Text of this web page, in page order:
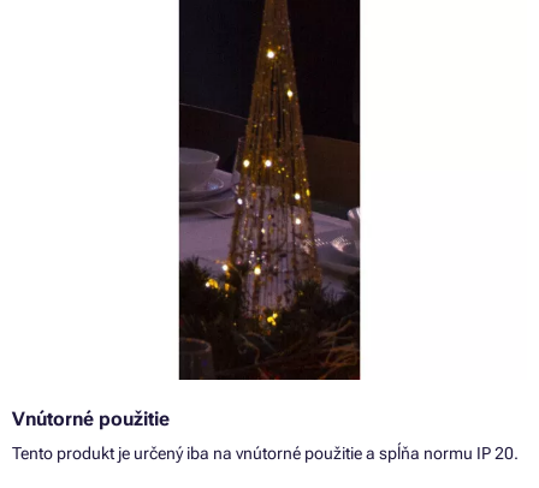
Vnútorné použitie
Tento produkt je určený iba na vnútorné použitie a spĺňa normu IP 20.